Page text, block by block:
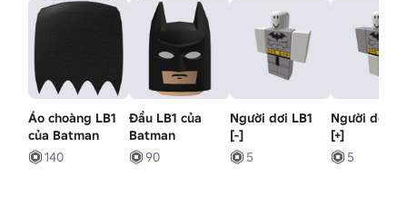
Áo choàng LB1
của Batman
140
Đầu LB1 của
Batman
90
Người dơi LB1
[-]
5
Người dơi
[+]
5